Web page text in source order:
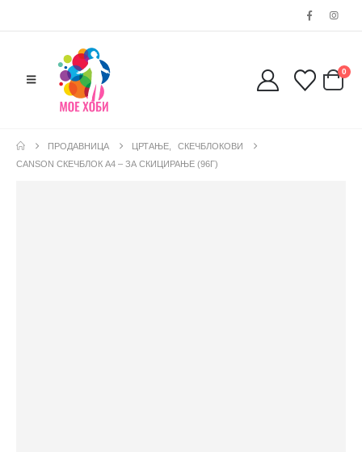
0
ПРОДАВНИЦА ЦРТАЊЕ
СКЕЧБЛОКОВИ
CANSON СКЕЧБЛОК А4 – ЗА СКИЦИРАЊЕ (96Г)